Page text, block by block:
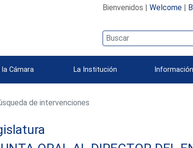
Bienvenidos | Welcome|
Cámara La Institución
de intervenciones